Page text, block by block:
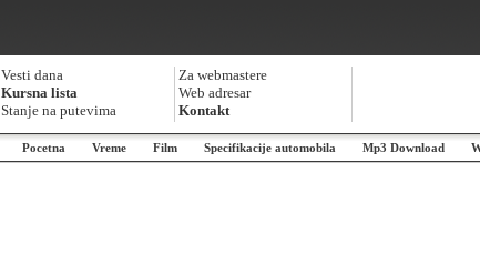
Vesti dana
Kursna lista
Stanje na putevima
Za webmastere
Web adresar
Kontakt
Pocetna Vreme Film Specifikacije automobila Mp3 Download